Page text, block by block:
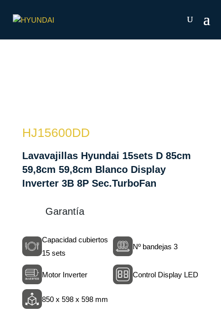
HJ15600DD
Lavavajillas Hyundai 15sets D 85cm
59,8cm 59,8cm Blanco Display
Inverter 3B 8P Sec.TurboFan
Garantía
Capacidad cubiertos
15 sets
Nº bandejas 3
Motor Inverter Control Display LED
850 x 598 x 598 mm